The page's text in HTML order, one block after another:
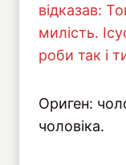
відказав:
милість.
роби так і
Ориген:
чоловіка.